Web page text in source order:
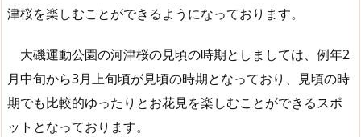
津桜を楽しむことができるようになっております。
大磯運動公園の河津桜の見頃の時期としましては、例年2
月中旬から3月上旬頃が見頃の時期となっており、見頃の時
期でも比較的ゆったりとお花見を楽しむことができるスポ
ットとなっております。